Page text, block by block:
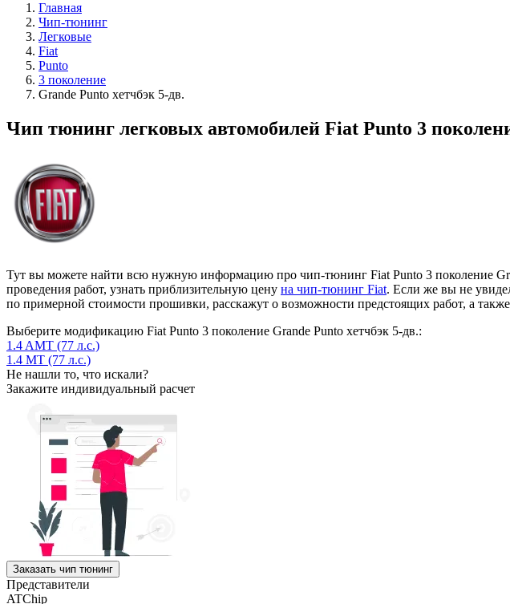
Главная
Чип-тюнинг
Легковые
Fiat
Punto
3 поколение
Grande Punto хетчбэк 5-дв.
Чип тюнинг легковых автомобилей Fiat Punto 3
Тут вы можете найти всю нужную информацию про чип-тюнинг Fiat Punto 3 поколение
проведения работ, узнать приблизительную цену на чип-тюнинг Fiat. Если же вы не
по примерной стоимости прошивки, расскажут о возможности предстоящих работ, а
Выберите модификацию Fiat Punto 3 поколение Grande Punto хетчбэк 5-дв.:
1.4 AMT (77 л.с.)
1.4 MT (77 л.с.)
Не нашли то, что искали?
Закажите индивидуальный расчет
Заказать чип тюнинг
Представители
ATChip